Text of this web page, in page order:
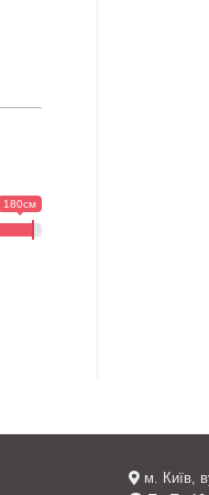
180см
м. Київ,